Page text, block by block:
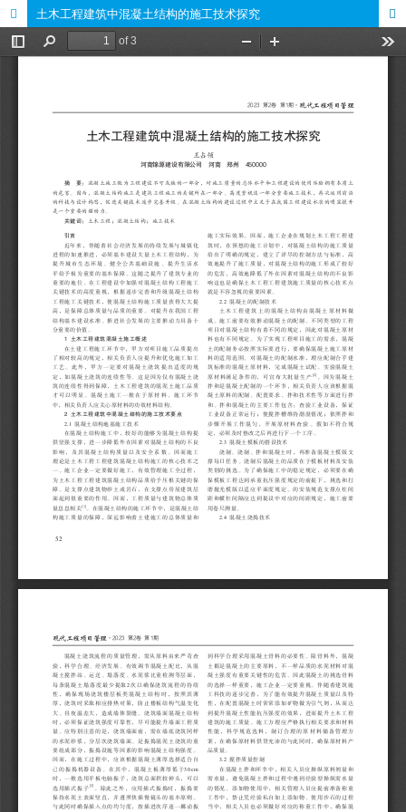
土木工程建筑中混凝土结构的施工技术探究